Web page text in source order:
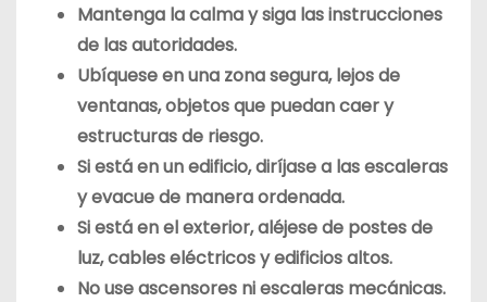
Mantenga la calma y siga las instrucciones
de las autoridades.
Ubíquese en una zona segura, lejos de
ventanas, objetos que puedan caer y
estructuras de riesgo.
Si está en un edificio, diríjase a las escaleras
y evacue de manera ordenada.
Si está en el exterior, aléjese de postes de
luz, cables eléctricos y edificios altos.
No use ascensores ni escaleras mecánicas.